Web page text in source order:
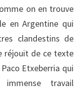
on en trouve
en Argentine qui
clandestins de
réjouit de ce texte
Etxeberria qui
travail